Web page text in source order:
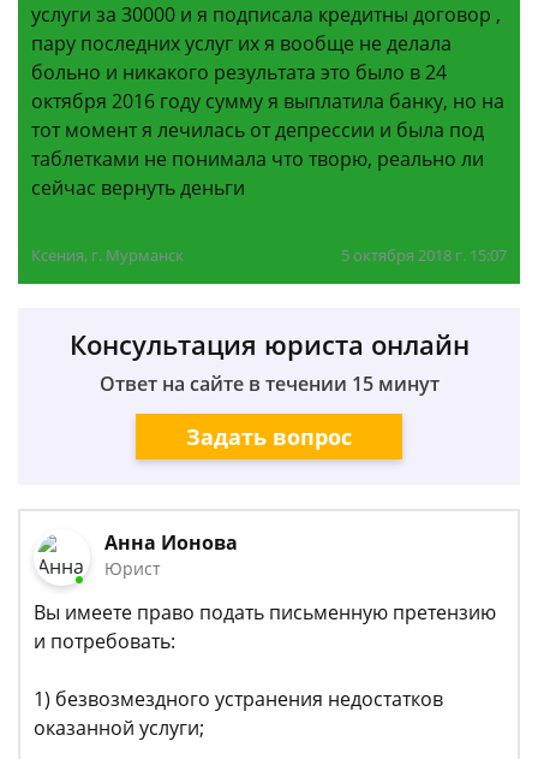
услуги за 30000 и я подписала кредитны договор ,
пару последних услуг их я вообще не делала
больно и никакого результата это было в 24
октября 2016 году сумму я выплатила банку, но на
тот момент я лечилась от депрессии и была под
таблетками не понимала что творю, реально ли
сейчас вернуть деньги
Ксения, г. Мурманск 5 октября 2018 г. 15:07
Консультация юриста онлайн
Ответ на сайте в течении 15 минут
Задать вопрос
Анна Ионова
Юрист
Вы имеете право подать письменную претензию
и потребовать:
1) безвозмездного устранения недостатков
оказанной услуги;